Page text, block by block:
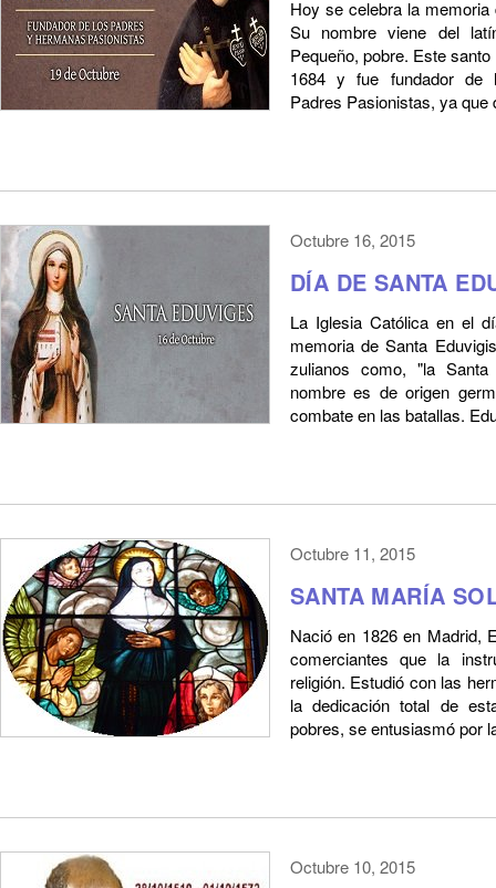
Hoy se celebra la
Su nombre viene del
Pequeño, pobre. Este
1684 y fue fundador de
Padres Pasionistas, ya que
Octubre 16, 2015
DÍA DE SANTA
La Iglesia Católica en el
memoria de Santa
zulianos como, "la
nombre es de origen
combate en las batallas.
Octubre 11, 2015
SANTA MARÍA
Nació en 1826 en Madrid,
comerciantes que la
religión. Estudió con las
la dedicación total de
pobres, se entusiasmó por
Octubre 10, 2015